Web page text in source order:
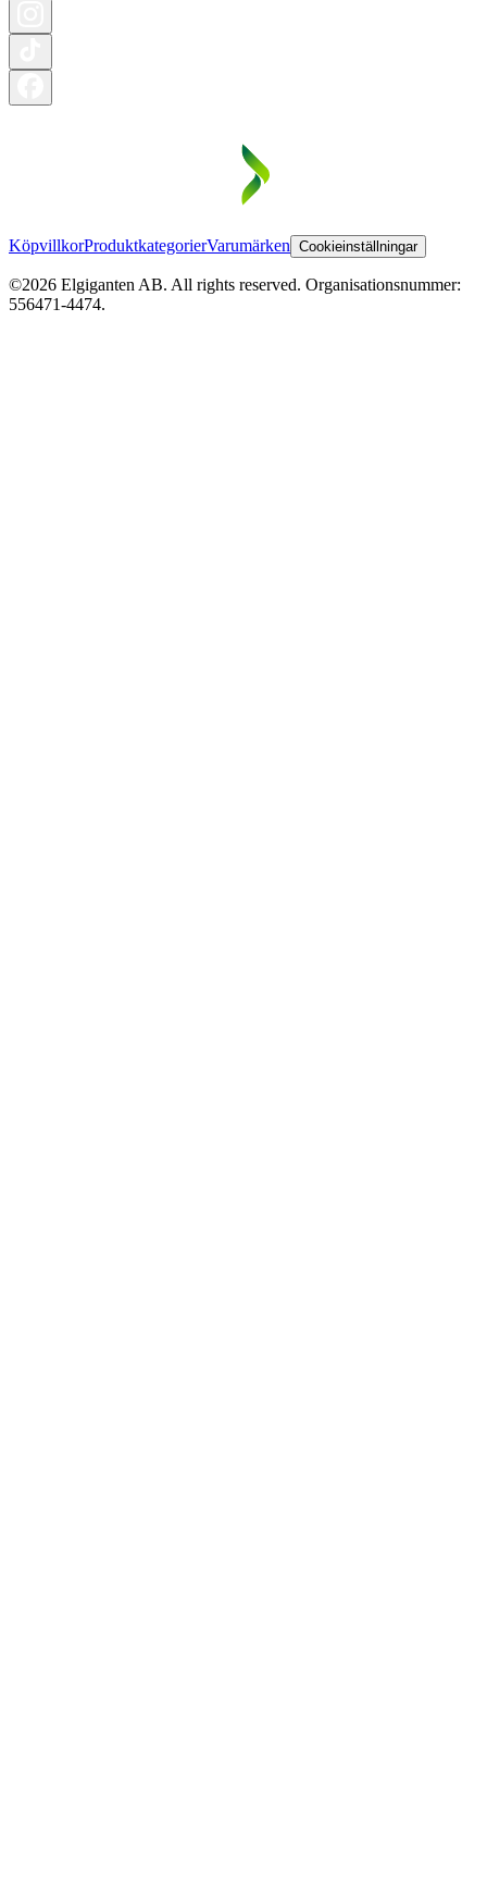
KöpvillkorProduktkategorierVarumärken Cookieinställningar
©2026 Elgiganten AB. All rights reserved. Organisationsnummer:
556471-4474.